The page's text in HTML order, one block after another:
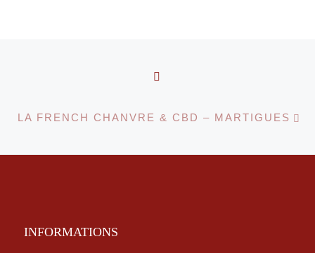
Parcourir les articles
LA FRENCH CHANVRE & CBD – MARTIGUES
INFORMATIONS